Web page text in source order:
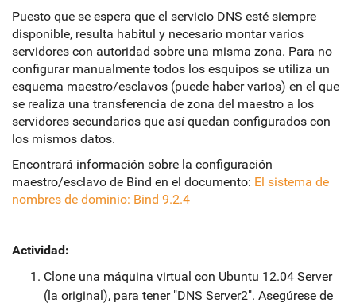
Puesto que se espera que el servicio DNS esté siempre
disponible, resulta habitul y necesario montar varios
servidores con autoridad sobre una misma zona. Para no
configurar manualmente todos los esquipos se utiliza un
esquema maestro/esclavos (puede haber varios) en el que
se realiza una transferencia de zona del maestro a los
servidores secundarios que así quedan configurados con
los mismos datos.
Encontrará información sobre la configuración
maestro/esclavo de Bind en el documento: El sistema de
nombres de dominio: Bind 9.2.4
Actividad:
Clone una máquina virtual con Ubuntu 12.04 Server
(la original), para tener "DNS Server2". Asegúrese de